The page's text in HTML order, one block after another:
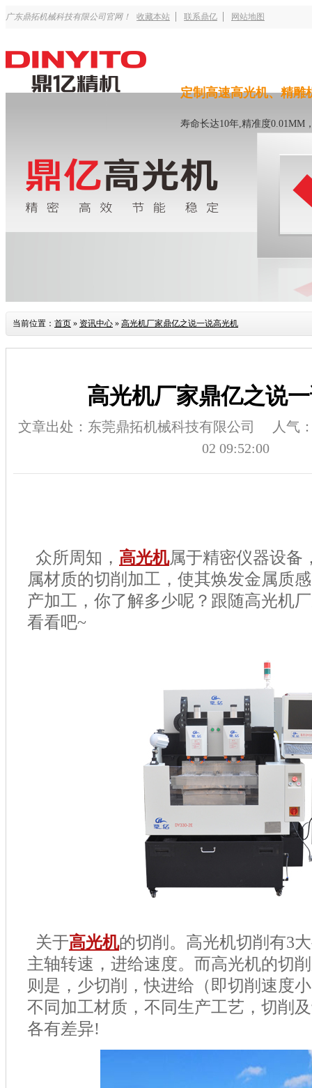
广东鼎拓机械科技有限公司官网！ 收藏本站 联系鼎亿 网站地图
定制高速高光机、精雕
寿命长达10年,精准度0.01MM
当前位置： 首页 » 资讯中心 » 高光机厂家鼎亿之说一说高光机
高光机厂家鼎亿之说
文章出处：东莞鼎拓机械科技有限公司
人气
02 09:52:00
众所周知， 高光机属于精密仪器设备
属材质的切削加工，使其焕发金属质
产加工，你了解多少呢？跟随高光机
看看吧~
关于高光机的切削。高光机切削有3
主轴转速，进给速度。而高光机的切
则是，少切削，快进给（即切削速度
不同加工材质，不同生产工艺，切削
各有差异!